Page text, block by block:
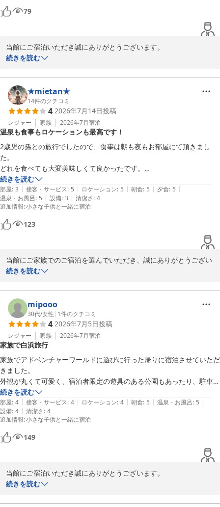
79
当館にご宿泊いただき誠にありがとうございます。
朝食バイキングにつきまして、ご満足いただけたようで大変嬉しい
す。今後の改善に役立てて参ります。カレーのご要望も承り、より
一層お楽しみいただけるメニューを検討させていただきます。
またのご来館スタッフ一同心よりお待ちしております。
南紀白浜とれとれヴィレッジ
2026-08-01
続きを読む
★mietan★
14件のクチコミ
4 2026年7月14日投稿
レジャー 家族 2026年7月宿泊
温泉も食事もロケーションも最高です！
2歳児の孫との旅行でしたので、食事は朝も夜もお部屋にて頂きまし
た。
どれを食べても大変美味しくて良かったです。
孫がはしゃぎすぎた為、転んで怪我をしたのですが、スタッフの方が親
切に対応して下さいました。
不満を強いて言えば、部屋のクローゼット扉の状態が歪んでいたり、ト
イレの鍵かけにコツがいる程度です。
個人的にはカタタの湯が化粧水の様で良かったです。
また3世代家族で行きたいと思います。
続きを読む
部屋: 3 | 接客・サービス: 5 | ロケーション: 5 | 朝食: 5 | 夕食: 5 |
温泉・お風呂: 5 | 設備: 3 | 清潔さ: 4
追加情報:小さな子供と一緒に宿泊
123
当館にご家族でのご宿泊を選んでいただき、誠にありがとうござい
ます。
いただけたようで、大変嬉しいです。また、お孫様の怪我にも関わ
らず、スタッフの対応を温かく受け入れていただき感謝申し上げま
す。施設の点検不足によりご不便をおかけしましたこと、お詫びい
たします。いただいたご意見をもとに、改善に努めて参ります。
またのご来館スタッフ一同心よりお待ちしております。
南紀白浜とれとれヴィレッジ
2026-07-16
続きを読む
mipooo
30代/女性 | 1件のクチコミ
4 2026年7月5日投稿
レジャー 家族 2026年7月宿泊
家族で白浜旅行
家族でアドベンチャーワールドに遊びに行った帰りに宿泊させていただ
きました。
外観が丸くて可愛く、宿泊者限定の遊具のある公園もあったり、駐車場
から近いお部屋を用意してくださったので、小さい子供連れでも安心し
て過ごすことができました。
とれとれ市場やとれとれの湯も近く、朝食ビュッフェもとても美味しか
ったです。
和歌山に来た際は、また利用したいです。
ありがとうございました。
続きを読む
部屋: 4 | 接客・サービス: 4 | ロケーション: 4 | 朝食: 5 | 温泉・お風呂: 5 |
設備: 4 | 清潔さ: 4
追加情報:小さな子供と一緒に宿泊
149
当館にご宿泊いただき誠にありがとうございます。
とれとれヴィレッジの外観や宿泊者限定の遊具公園にご満足いただ
続きを読む